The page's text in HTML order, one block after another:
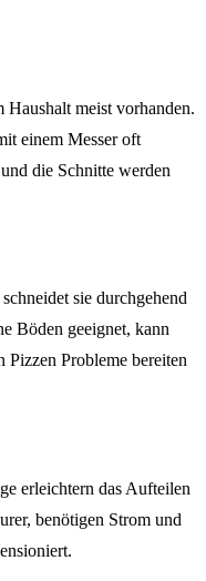
Haushalt meist vorhanden.
einem Messer oft
die Schnitte werden
sie durchgehend
Böden geeignet, kann
Pizzen Probleme bereiten
erleichtern das Aufteilen
benötigen Strom und